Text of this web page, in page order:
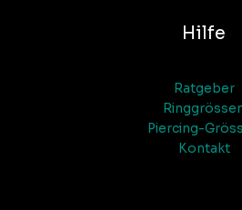
Hilfe
Ratgeber
Piercing-
Kontakt